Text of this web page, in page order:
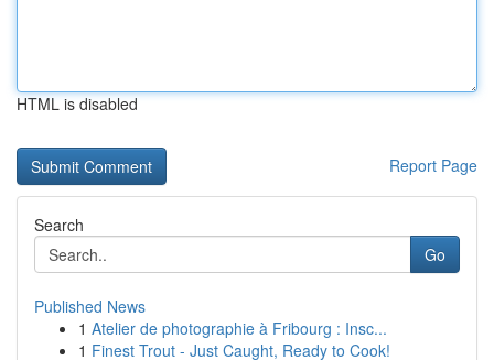
HTML is disabled
Report Page
Search
Go
Published News
1 Atelier de photographie à Fribourg : Insc...
1 Finest Trout - Just Caught, Ready to Cook!